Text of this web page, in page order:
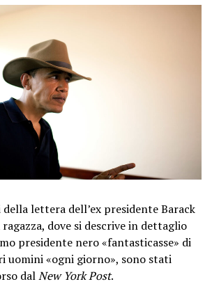
lettera dell’ex presidente Barack
ragazza, dove si descrive in dettaglio
presidente nero «fantasticasse» di
uomini «ogni giorno», sono stati
dalNew York Post.